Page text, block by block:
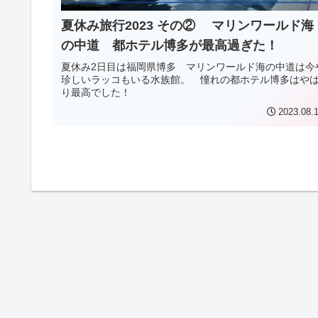
夏休み旅行2023 その② マリンワールド海
の中道 都ホテル博多が最高過ぎた！
夏休み2日目は福岡県博多 マリンワールド海の中道は今
珍しいラッコもいる水族館。 憧れの都ホテル博多はやは
り最高でした！